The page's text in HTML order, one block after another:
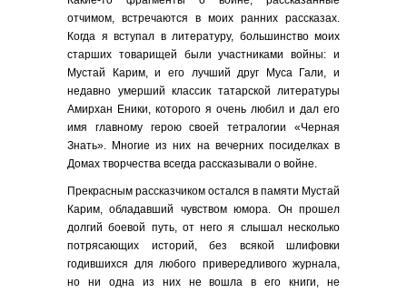
отчимом, встречаются в моих ранних рассказах.
Когда я вступал в литературу, большинство моих
старших товарищей были участниками войны: и
Мустай Карим, и его лучший друг Муса Гали, и
недавно умерший классик татарской литературы
Амирхан Еники, которого я очень любил и дал его
имя главному герою своей тетралогии «Черная
Знать». Многие из них на вечерних посиделках в
Домах творчества всегда рассказывали о войне.
Прекрасным рассказчиком остался в памяти Мустай
Карим, обладавший чувством юмора. Он прошел
долгий боевой путь, от него я слышал несколько
потрясающих историй, без всякой шлифовки
годившихся для любого привередливого журнала,
но ни одна из них не вошла в его книги, не